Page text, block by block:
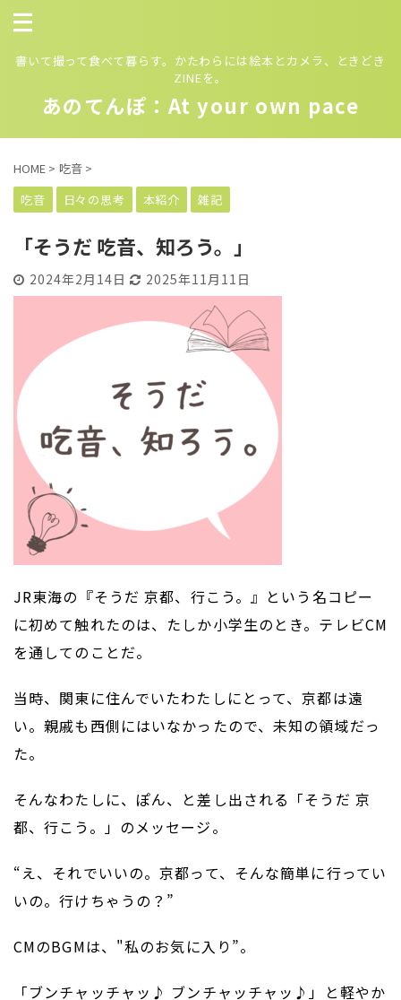
書いて撮って食べて暮らす。かたわらには絵本とカメラ、ときどき
ZINEを。
あのてんぽ：At your own pace
HOME > 吃音 >
吃音
日々の思考 本紹介 雑記
「そうだ 吃音、知ろう。」
2024年2月14日 2025年11月11日
JR東海の『そうだ 京都、行こう。』という名コピー
に初めて触れたのは、たしか小学生のとき。テレビCM
を通してのことだ。
当時、関東に住んでいたわたしにとって、京都は遠
い。親戚も西側にはいなかったので、未知の領域だっ
た。
そんなわたしに、ぽん、と差し出される「そうだ 京
都、行こう。」のメッセージ。
“え、それでいいの。京都って、そんな簡単に行ってい
いの。行けちゃうの？”
CMのBGMは、"私のお気に入り”。
「ブンチャッチャッ♪ ブンチャッチャッ♪」と軽やか